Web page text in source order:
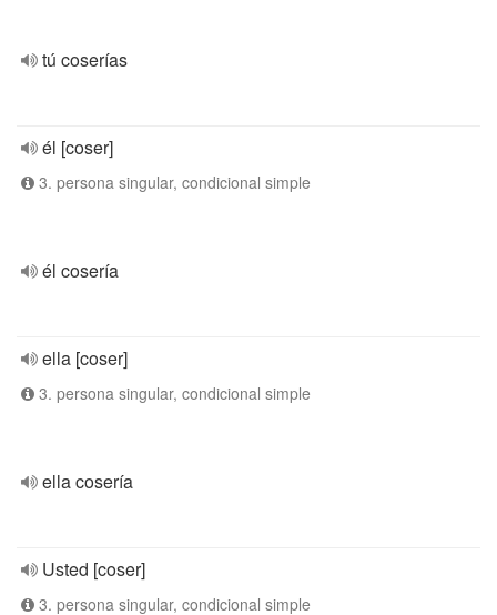
tú coserías
él [coser]
3. persona singular, condicional simple
él cosería
ella [coser]
3. persona singular, condicional simple
ella cosería
Usted [coser]
3. persona singular, condicional simple